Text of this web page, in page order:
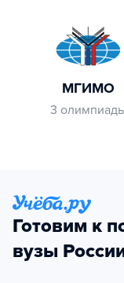
МГИМО
3
Готовим к
вузы